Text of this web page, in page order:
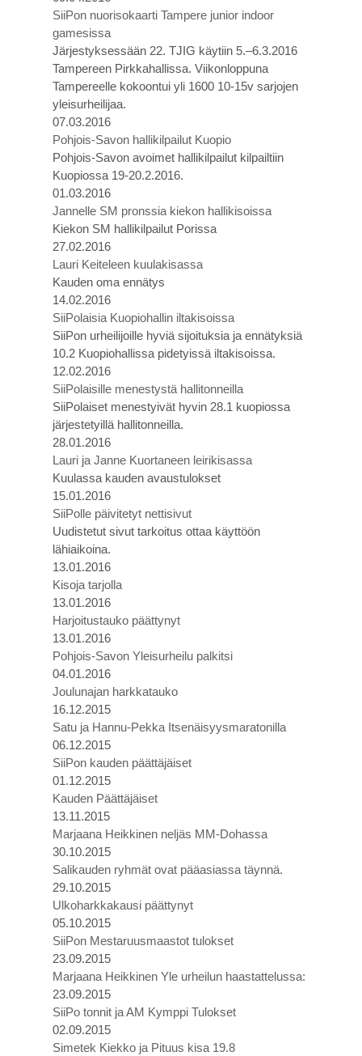
SiiPon nuorisokaarti Tampere junior indoor
gamesissa
Järjestyksessään 22. TJIG käytiin 5.–6.3.2016
Tampereen Pirkkahallissa. Viikonloppuna
Tampereelle kokoontui yli 1600 10-15v sarjojen
yleisurheilijaa.
07.03.2016
Pohjois-Savon hallikilpailut Kuopio
Pohjois-Savon avoimet hallikilpailut kilpailtiin
Kuopiossa 19-20.2.2016.
01.03.2016
Jannelle SM pronssia kiekon hallikisoissa
Kiekon SM hallikilpailut Porissa
27.02.2016
Lauri Keiteleen kuulakisassa
Kauden oma ennätys
14.02.2016
SiiPolaisia Kuopiohallin iltakisoissa
SiiPon urheilijoille hyviä sijoituksia ja ennätyksiä
10.2 Kuopiohallissa pidetyissä iltakisoissa.
12.02.2016
SiiPolaisille menestystä hallitonneilla
SiiPolaiset menestyivät hyvin 28.1 kuopiossa
järjestetyillä hallitonneilla.
28.01.2016
Lauri ja Janne Kuortaneen leirikisassa
Kuulassa kauden avaustulokset
15.01.2016
SiiPolle päivitetyt nettisivut
Uudistetut sivut tarkoitus ottaa käyttöön
lähiaikoina.
13.01.2016
Kisoja tarjolla
13.01.2016
Harjoitustauko päättynyt
13.01.2016
Pohjois-Savon Yleisurheilu palkitsi
04.01.2016
Joulunajan harkkatauko
16.12.2015
Satu ja Hannu-Pekka Itsenäisyysmaratonilla
06.12.2015
SiiPon kauden päättäjäiset
01.12.2015
Kauden Päättäjäiset
13.11.2015
Marjaana Heikkinen neljäs MM-Dohassa
30.10.2015
Salikauden ryhmät ovat pääasiassa täynnä.
29.10.2015
Ulkoharkkakausi päättynyt
05.10.2015
SiiPon Mestaruusmaastot tulokset
23.09.2015
Marjaana Heikkinen Yle urheilun haastattelussa:
23.09.2015
SiiPo tonnit ja AM Kymppi Tulokset
02.09.2015
Simetek Kiekko ja Pituus kisa 19.8